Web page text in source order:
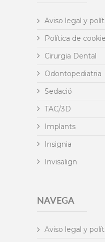
Aviso legal y
Política de
Cirurgia Dental
Odontopediatria
Sedació
TAC/3D
Implants
Insignia
Invisalign
NAVEGA
Aviso legal y